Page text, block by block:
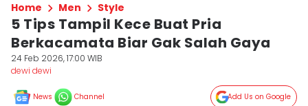
Home Men Style
5 Tips Tampil Kece Buat Pria
Berkacamata Biar Gak Salah Gaya
24 Feb 2026, 17:00 WIB
dewi dewi
News Channel Add Us on Google